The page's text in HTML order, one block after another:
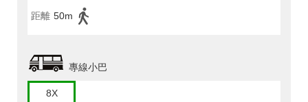
距離 50m
專線小巴
8X